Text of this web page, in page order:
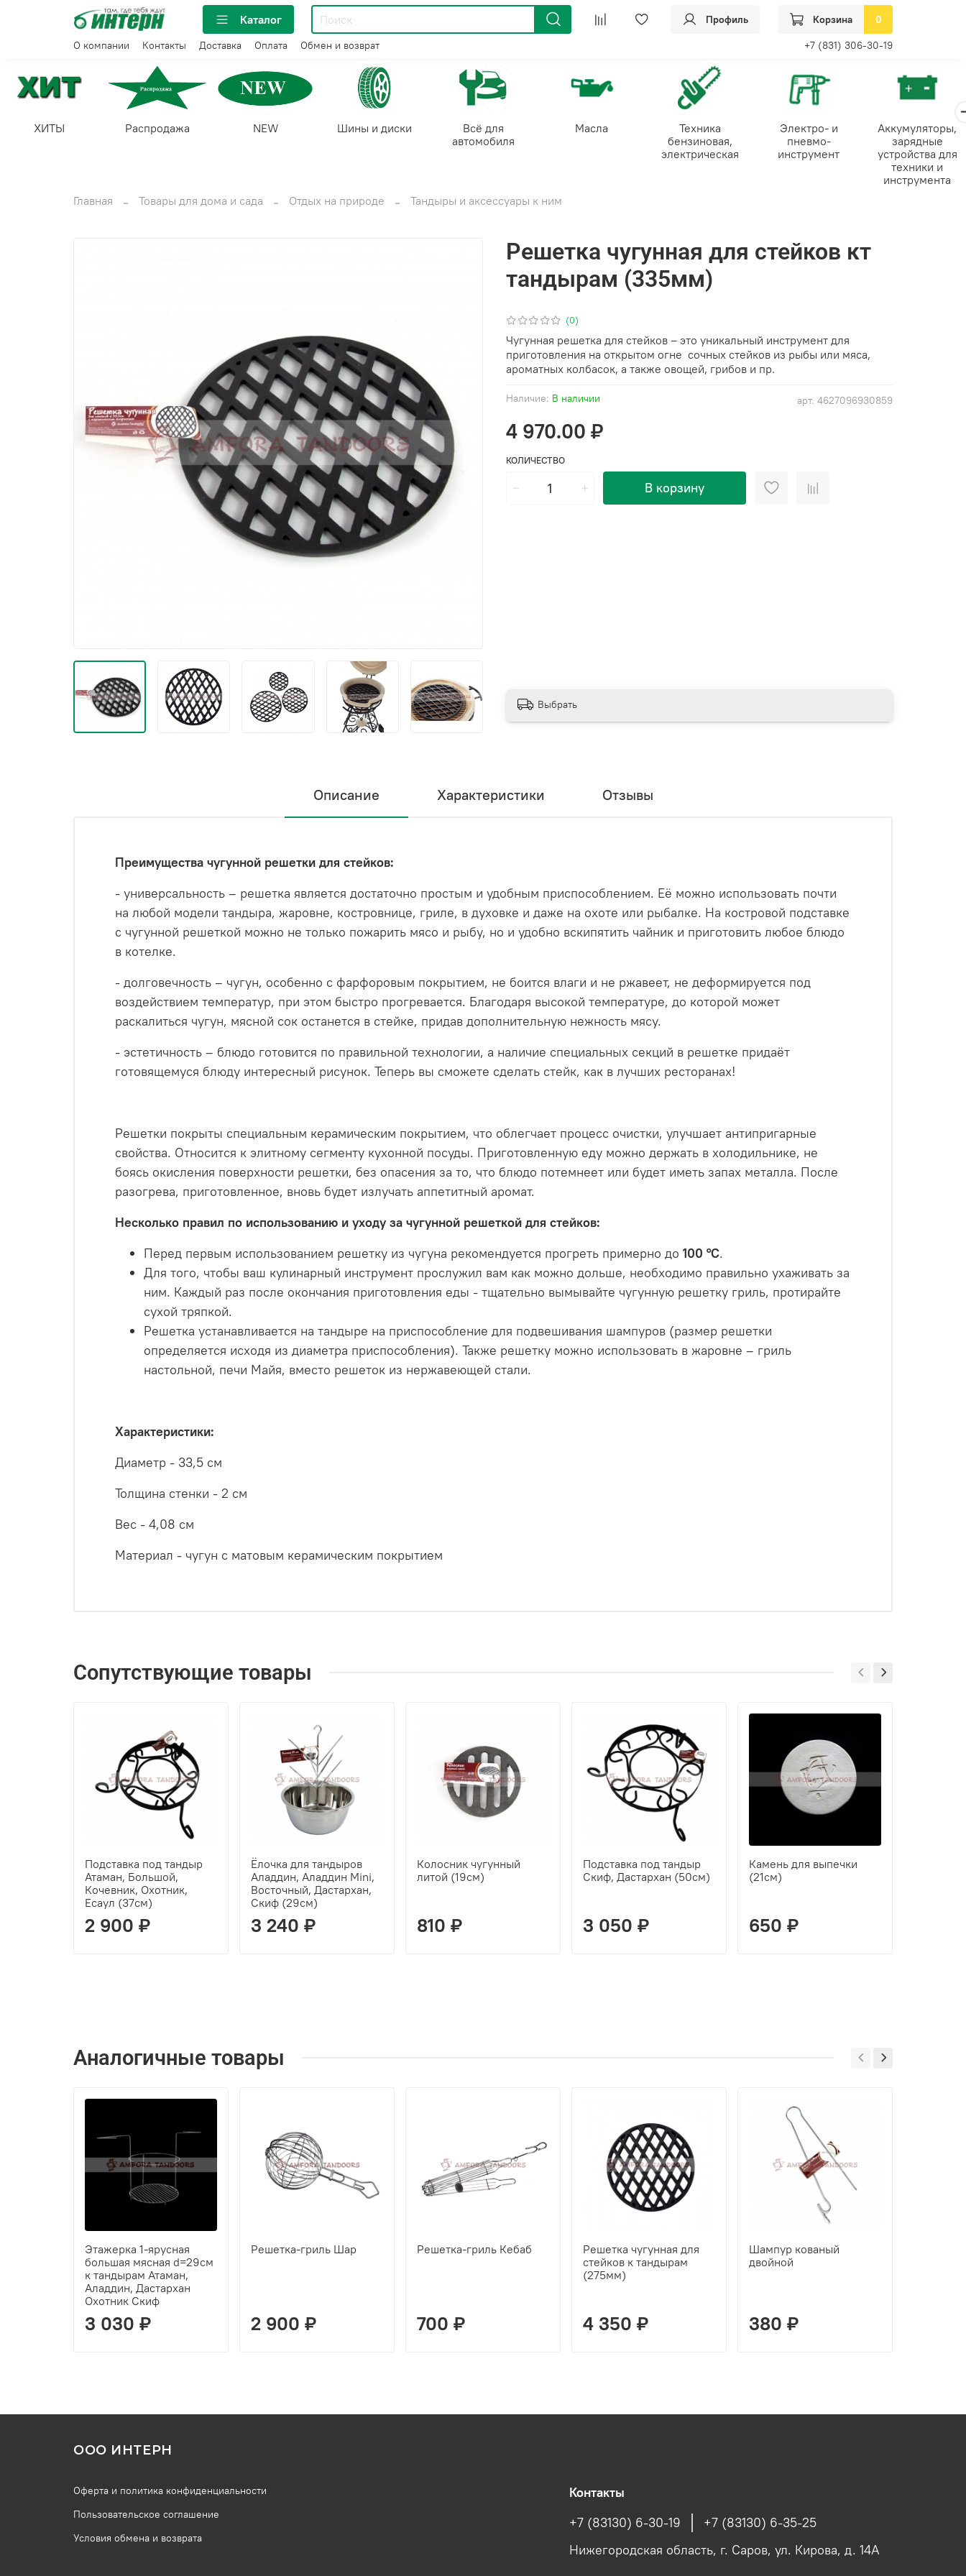
Каталог Профиль Корзина 0
О компании Контакты Доставка Оплата Обмен и возврат +7 (831) 306-30-19
ХИТЫ Распродажа NEW Шины и диски
Всё для
автомобиля
Масла
Техника
бензиновая,
электрическая
Электро- и
пневмо-
инструмент
Аккумуляторы,
зарядные
устройства для
техники и
инструмента
Главная
Товары для дома и сада Отдых на природе Тандыры и аксессуары к ним
(0)
арт. 4627096930859
Наличие: В наличии
Решетка чугунная для стейков кт
тандырам (335мм)
4 970.00 ₽
КОЛИЧЕСТВО
В корзину
Чугунная решетка для стейков – это уникальный инструмент для
приготовления на открытом огне сочных стейков из рыбы или мяса,
ароматных колбасок, а также овощей, грибов и пр.
Выбрать
Описание Характеристики Отзывы
Преимущества чугунной решетки для стейков:
- универсальность – решетка является достаточно простым и удобным приспособлением. Её можно использовать почти
на любой модели тандыра, жаровне, костровнице, гриле, в духовке и даже на охоте или рыбалке. На костровой подставке
с чугунной решеткой можно не только пожарить мясо и рыбу, но и удобно вскипятить чайник и приготовить любое блюдо
в котелке.
- долговечность – чугун, особенно с фарфоровым покрытием, не боится влаги и не ржавеет, не деформируется под
воздействием температур, при этом быстро прогревается. Благодаря высокой температуре, до которой может
раскалиться чугун, мясной сок останется в стейке, придав дополнительную нежность мясу.
- эстетичность – блюдо готовится по правильной технологии, а наличие специальных секций в решетке придаёт
готовящемуся блюду интересный рисунок. Теперь вы сможете сделать стейк, как в лучших ресторанах!
Решетки покрыты специальным керамическим покрытием, что облегчает процесс очистки, улучшает антипригарные
свойства. Относится к элитному сегменту кухонной посуды. Приготовленную еду можно держать в холодильнике, не
боясь окисления поверхности решетки, без опасения за то, что блюдо потемнеет или будет иметь запах металла. После
разогрева, приготовленное, вновь будет излучать аппетитный аромат.
Несколько правил по использованию и уходу за чугунной решеткой для стейков:
Перед первым использованием решетку из чугуна рекомендуется прогреть примерно до 100 °С.
Для того, чтобы ваш кулинарный инструмент прослужил вам как можно дольше, необходимо правильно ухаживать за
ним. Каждый раз после окончания приготовления еды - тщательно вымывайте чугунную решетку гриль, протирайте
сухой тряпкой.
Решетка устанавливается на тандыре на приспособление для подвешивания шампуров (размер решетки
определяется исходя из диаметра приспособления). Также решетку можно использовать в жаровне – гриль
настольной, печи Майя, вместо решеток из нержавеющей стали.
Характеристики:
Диаметр - 33,5 см
Толщина стенки - 2 см
Вес - 4,08 см
Материал - чугун с матовым керамическим покрытием
Сопутствующие товары
Подставка под тандыр
Атаман, Большой,
Кочевник, Охотник,
Есаул (37см)
2 900 ₽
Ёлочка для тандыров
Аладдин, Аладдин Mini,
Восточный, Дастархан,
Скиф (29см)
3 240 ₽
Колосник чугунный
литой (19см)
810 ₽
Подставка под тандыр
Скиф, Дастархан (50см)
3 050 ₽
Камень для выпечки
(21см)
650 ₽
Аналогичные товары
Этажерка 1-ярусная
большая мясная d=29см
к тандырам Атаман,
Аладдин, Дастархан
Охотник Скиф
3 030 ₽
Решетка-гриль Шар
2 900 ₽
Решетка-гриль Кебаб
700 ₽
Решетка чугунная для
стейков к тандырам
(275мм)
4 350 ₽
Шампур кованый
двойной
380 ₽
ООО ИНТЕРН
Оферта и политика конфиденциальности
Пользовательское соглашение
Условия обмена и возврата
Контакты
+7 (83130) 6-30-19
+7 (83130) 6-35-25
Нижегородская область, г. Саров, ул. Кирова, д. 14А